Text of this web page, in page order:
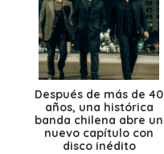
Después de más de 40
años, una histórica
banda chilena abre un
nuevo capítulo con
disco inédito